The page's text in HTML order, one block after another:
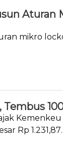
Aturan
mikro
Rp 1.231,87